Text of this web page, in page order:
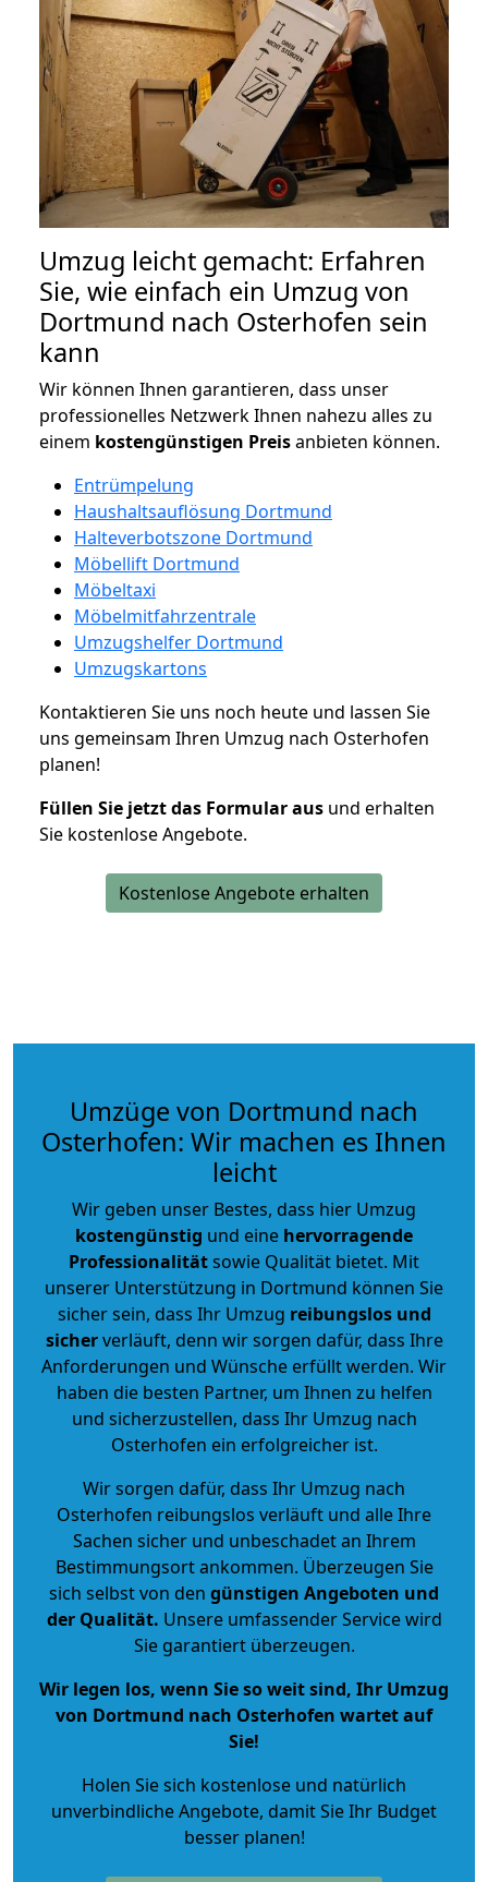
Umzug leicht gemacht: Erfahren
Sie, wie einfach ein Umzug von
Dortmund nach Osterhofen sein
kann
Wir können Ihnen garantieren, dass unser
professionelles Netzwerk Ihnen nahezu alles zu
einem kostengünstigen Preisanbieten können.
Entrümpelung
Haushaltsauflösung Dortmund
Halteverbotszone Dortmund
Möbellift Dortmund
Möbeltaxi
Möbelmitfahrzentrale
Umzugshelfer Dortmund
Umzugskartons
Kontaktieren Sie uns noch heute und lassen Sie
uns gemeinsam Ihren Umzug nach Osterhofen
planen!
Füllen Sie jetzt das Formular aus und erhalten
Sie kostenlose Angebote.
Kostenlose Angebote erhalten
Umzüge von Dortmund nach
Osterhofen: Wir machen es Ihnen
leicht
Wir geben unser Bestes, dass hier Umzug
kostengünstig und eine hervorragende
Professionalitätsowie Qualität bietet. Mit
unserer Unterstützung in Dortmund können Sie
sicher sein, dass Ihr Umzug reibungslos und
sicherverläuft, denn wir sorgen dafür, dass Ihre
Anforderungen und Wünsche erfüllt werden. Wir
haben die besten Partner, um Ihnen zu helfen
und sicherzustellen, dass Ihr Umzug nach
Osterhofen ein erfolgreicher ist.
Wir sorgen dafür, dass Ihr Umzug nach
Osterhofen reibungslos verläuft und alle Ihre
Sachen sicher und unbeschadet an Ihrem
Bestimmungsort ankommen. Überzeugen Sie
sich selbst von den günstigen Angeboten und
der Qualität. Unsere umfassender Service wird
Sie garantiert überzeugen.
Wir legen los, wenn Sie so weit sind, Ihr Umzug
von Dortmund nach Osterhofen wartet auf
Sie!
Holen Sie sich kostenlose und natürlich
unverbindliche Angebote, damit Sie Ihr Budget
besser planen!